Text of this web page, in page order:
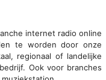
internet radio online
te worden door onze
regionaal of landelijke
Ook voor branches